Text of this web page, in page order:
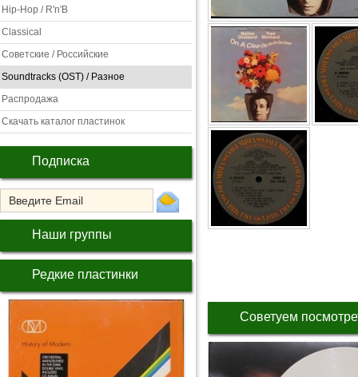
Hip-Hop / R'n'B
Classical
Советские / Российские
Soundtracks (OST) / Разное
Распродажа
Скачать каталог пластинок
Подписка
Наши группы
Редкие пластинки
Советуем